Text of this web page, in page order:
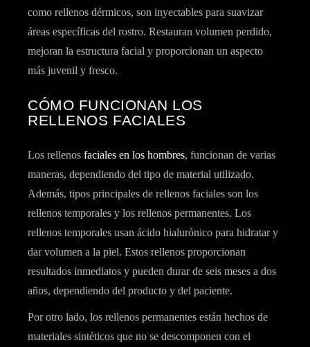
como rellenos dérmicos, son inyectables para suavizar
áreas específicas del rostro. Restauran volumen perdido,
mejoran la estructura facial y proporcionan un aspecto
más juvenil y fresco.
CÓMO FUNCIONAN LOS
RELLENOS FACIALES
Los rellenosfaciales en los hombres, funcionan de varias
maneras, dependiendo del tipo de material utilizado.
Además, tipos principales de rellenos faciales son los
rellenos temporales y los rellenos permanentes. Los
rellenos temporales usan ácido hialurónico para hidratar y
dar volumen a la piel. Estos rellenos proporcionan
resultados inmediatos y pueden durar de seis meses a dos
años, dependiendo del producto y del paciente.
Por otro lado, los rellenos permanentes están hechos de
materiales sintéticos que no se descomponen con el